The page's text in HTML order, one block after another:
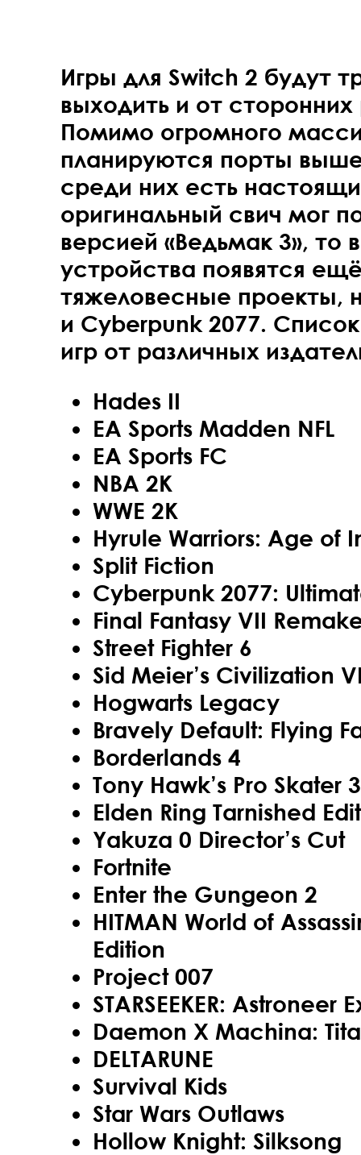
Игры для Switch 2 будут
выходить и от
Помимо огромного
планируются порты
среди них есть
оригинальный свич мог
версией «Ведьмак 3», то
устройства появятся
тяжеловесные проекты,
и Cyberpunk 2077.
игр от различных
Hades II
EA Sports Madden NFL
EA Sports FC
NBA 2K
WWE 2K
Hyrule Warriors: Age of
Split Fiction
Cyberpunk 2077:
Final Fantasy VII
Street Fighter 6
Sid Meier’s Civilization
Hogwarts Legacy
Bravely Default: Flying
Borderlands 4
Tony Hawk’s Pro Skater
Elden Ring Tarnished
Yakuza 0 Director’s Cut
Fortnite
Enter the Gungeon 2
HITMAN World of
Edition
Project 007
STARSEEKER: Astroneer
Daemon X Machina:
DELTARUNE
Survival Kids
Star Wars Outlaws
Hollow Knight: Silksong